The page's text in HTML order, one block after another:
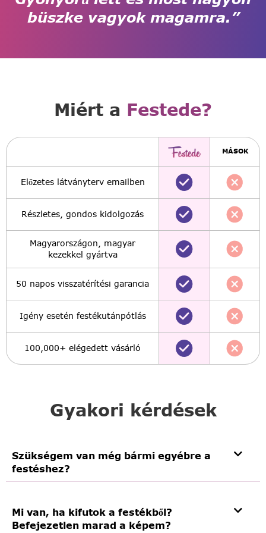
büszke vagyok magamra.”
Gyakori kérdések
Szükségem van még bármi egyébre a
festéshez?
Mi van, ha kifutok a festékből?
Befejezetlen marad a képem?
Miért a Festede?
MÁSOK
Előzetes látványterv emailben
Részletes, gondos kidolgozás
Magyarországon, magyar
kezekkel gyártva
50 napos visszatérítési garancia
Igény esetén festékutánpótlás
100,000+ elégedett vásárló